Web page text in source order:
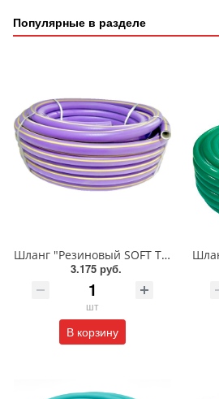
Популярные в разделе
Шланг "Резиновый SOFT TOUCH" ТЭП 3/4" 18*24мм 25м/Дальняя заимка
3.175 руб.
шт
В корзину